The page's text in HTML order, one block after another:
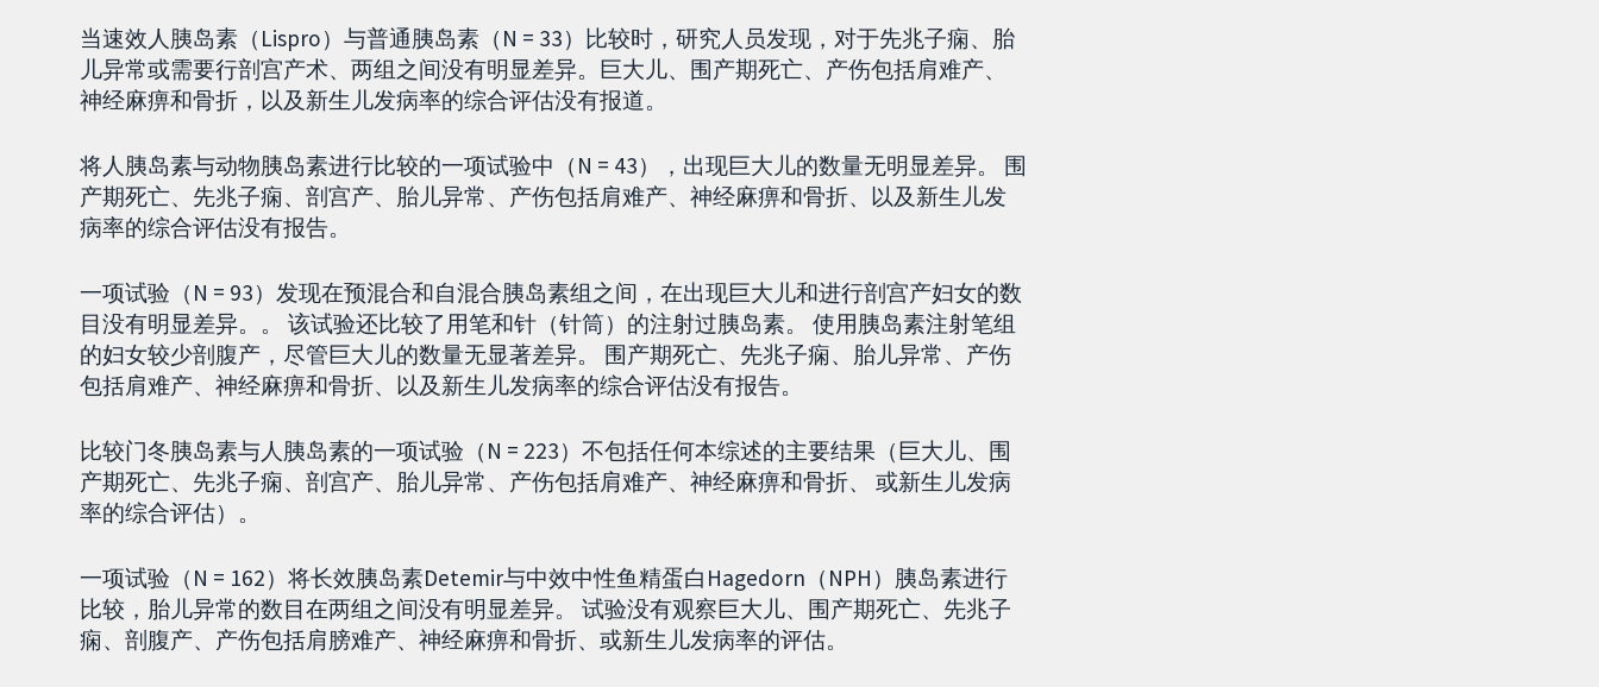
当速效人胰岛素（Lispro）与普通胰岛素（N = 33）比较时，研究人员发现，对于先兆子痫、胎
儿异常或需要行剖宫产术、两组之间没有明显差异。巨大儿、围产期死亡、产伤包括肩难产、
神经麻痹和骨折，以及新生儿发病率的综合评估没有报道。
将人胰岛素与动物胰岛素进行比较的一项试验中（N = 43），出现巨大儿的数量无明显差异。 围
产期死亡、先兆子痫、剖宫产、胎儿异常、产伤包括肩难产、神经麻痹和骨折、以及新生儿发
病率的综合评估没有报告。
一项试验（N = 93）发现在预混合和自混合胰岛素组之间，在出现巨大儿和进行剖宫产妇女的数
目没有明显差异。。 该试验还比较了用笔和针（针筒）的注射过胰岛素。 使用胰岛素注射笔组
的妇女较少剖腹产，尽管巨大儿的数量无显著差异。 围产期死亡、先兆子痫、胎儿异常、产伤
包括肩难产、神经麻痹和骨折、以及新生儿发病率的综合评估没有报告。
比较门冬胰岛素与人胰岛素的一项试验（N = 223）不包括任何本综述的主要结果（巨大儿、围
产期死亡、先兆子痫、剖宫产、胎儿异常、产伤包括肩难产、神经麻痹和骨折、 或新生儿发病
率的综合评估）。
一项试验（N = 162）将长效胰岛素Detemir与中效中性鱼精蛋白Hagedorn（NPH）胰岛素进行
比较，胎儿异常的数目在两组之间没有明显差异。 试验没有观察巨大儿、围产期死亡、先兆子
痫、剖腹产、产伤包括肩膀难产、神经麻痹和骨折、或新生儿发病率的评估。